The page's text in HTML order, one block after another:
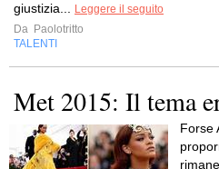
giustizia...
Leggere il seguito
Da Paolotritto
TALENTI
Met 2015: Il tema
Forse